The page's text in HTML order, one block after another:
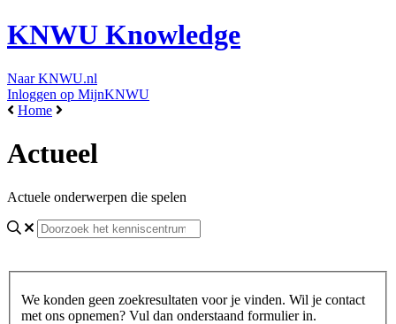
KNWU Knowledge
Naar KNWU.nl
Inloggen op MijnKNWU
Home
Actueel
Actuele onderwerpen die spelen
We konden geen zoekresultaten voor je vinden. Wil je contact
met ons opnemen? Vul dan onderstaand formulier in.